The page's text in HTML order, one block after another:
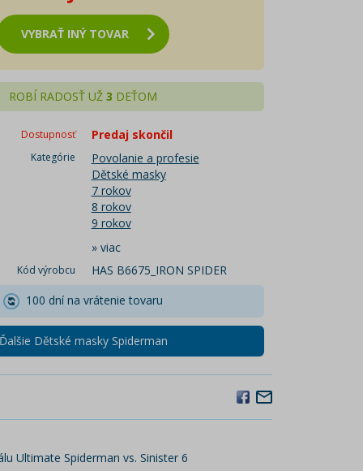
VYBRAŤ INÝ TOVAR
ROBÍ RADOSŤ UŽ3 DEŤOM
Dostupnosť Predaj skončil
Kategórie
Povolanie a profesie
Dětské masky
7 rokov
8 rokov
9 rokov
» viac
Kód výrobcu
HAS B6675_IRON SPIDER
100 dní na vrátenie tovaru
Dětské masky Spiderman
Ultimate Spiderman vs. Sinister 6